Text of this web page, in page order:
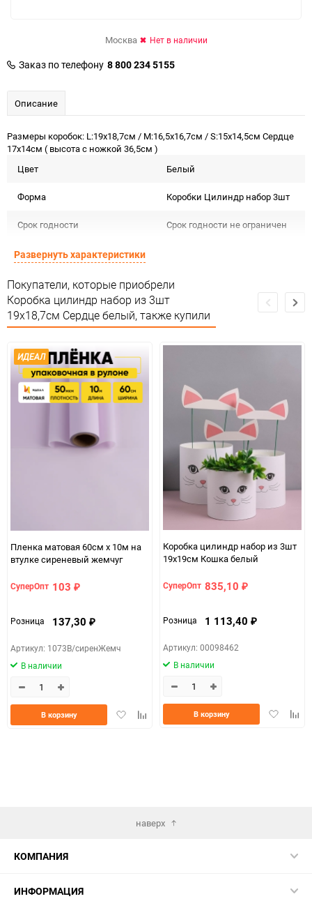
Москва Нет в наличии
Заказ по телефону 8 800 234 5155
Описание
Размеры коробок: L:19x18,7см / M:16,5x16,7см / S:15x14,5см Сердце
17х14см ( высота с ножкой 36,5см )
Цвет
Белый
Форма Коробки Цилиндр набор 3шт
Срок годности Срок годности не ограничен
Предназначение товара
Сертификация
Подлежит декларации о
соответствии ЕАС
Особые условия Особых условий не требует
Минимальное количество 1
Количество в коробке
Единица измерения набор
Развернуть характеристики
Покупатели, которые приобрели
Коробка цилиндр набор из 3шт
19x18,7см Сердце белый, также купили
ИДЕАЛ
Пленка матовая 60см х 10м на
втулке сиреневый жемчуг
СуперОпт 103 ₽
Розница 137,30 ₽
Артикул: 1073В/сиренЖемч
В наличии
ДобавитьДобавить
В корзину
Коробка цилиндр набор из 3шт
19x19см Кошка белый
СуперОпт 835,10 ₽
Розница 1 113,40 ₽
Артикул: 00098462
В наличии
Добавить
В корзину
наверх
КОМПАНИЯ
ИНФОРМАЦИЯ